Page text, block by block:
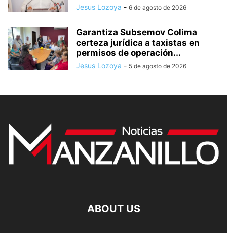
Jesus Lozoya - 6 de agosto de 2026
Garantiza Subsemov Colima
certeza jurídica a taxistas en
permisos de operación...
Jesus Lozoya - 5 de agosto de 2026
ABOUT US